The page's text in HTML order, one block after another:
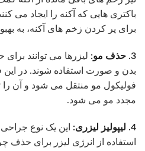
باکتری هایی که آکنه را ایجاد می
برای پر کردن زخم های آکنه، به
3. حذف مو:
لیزرها می توانند
بدن و صورت استفاده شوند. در این
فولیکول مو منتقل می شود و آن
مجدد مو می شود.
4. لیپولیز لیزری:
این یک نوع
استفاده از انرژی لیزر برای حذف